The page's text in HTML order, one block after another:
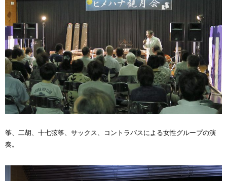
筝、二胡、十七弦筝、サックス、コントラバスによる女性グループの演
奏。